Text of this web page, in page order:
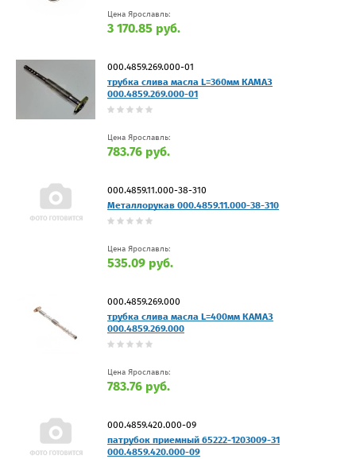
Цена Ярославль:
3 170.85 руб.
000.4859.269.000-01
трубка слива масла L=360мм КАМАЗ
000.4859.269.000-01
Цена Ярославль:
783.76 руб.
000.4859.11.000-38-310
Металлорукав 000.4859.11.000-38-310
Цена Ярославль:
535.09 руб.
000.4859.269.000
трубка слива масла L=400мм КАМАЗ
000.4859.269.000
Цена Ярославль:
783.76 руб.
000.4859.420.000-09
патрубок приемный 65222-1203009-31
000.4859.420.000-09